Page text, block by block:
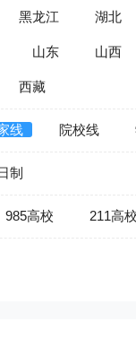
黑龙江 湖北
山东 山西
西藏
线 院校线
制
985高校 211高